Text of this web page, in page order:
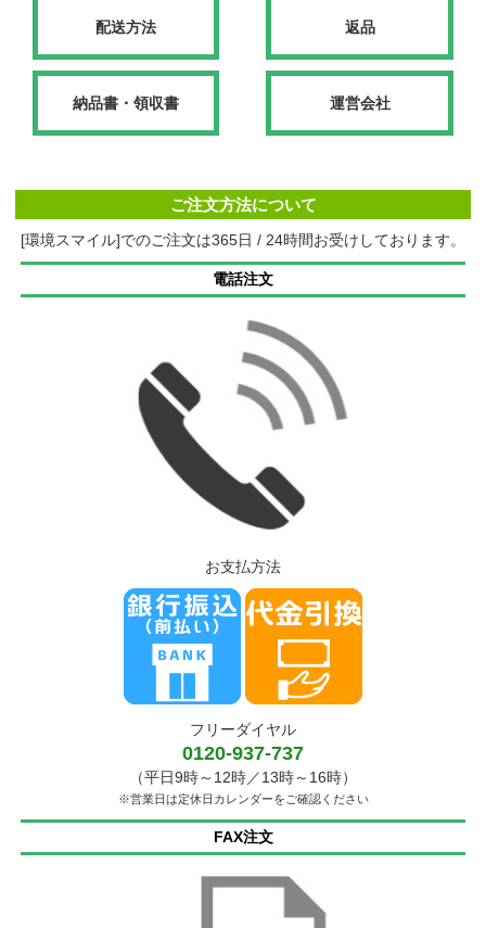
配送方法 返品
納品書・領収書 運営会社
ご注文方法について
[環境スマイル]でのご注文は365日 / 24時間お受けしております。
電話注文
お支払方法
フリーダイヤル
0120-937-737
（平日9時～12時／13時～16時）
※営業日は定休日カレンダーをご確認ください
FAX注文